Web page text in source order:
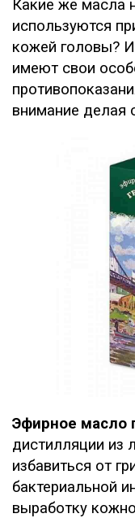
Какие же масла
используются
кожей головы?
имеют свои
внимание делая
Эфирное масло
дистилляции из
избавиться от
бактериальной
выработку